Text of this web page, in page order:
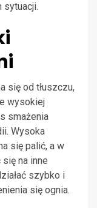
sytuacji.
się od tłuszczu,
wysokiej
smażenia
Wysoka
się palić, a w
na inne
szybko i
się ognia.